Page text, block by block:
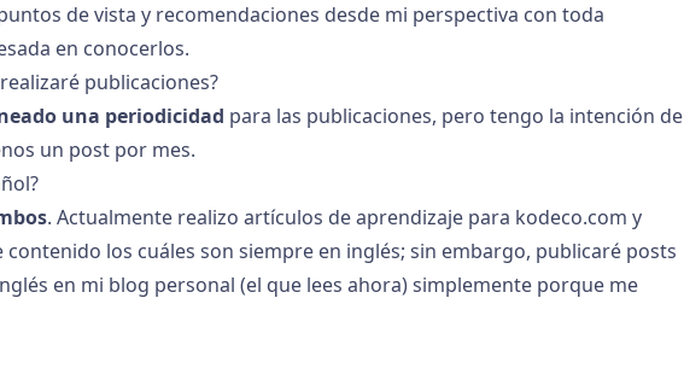
de vista y recomendaciones desde mi perspectiva con toda
en conocerlos.
publicaciones?
una periodicidad para las publicaciones, pero tengo la intención de
un post por mes.
. Actualmente realizo artículos de aprendizaje para kodeco.com y
los cuáles son siempre en inglés; sin embargo, publicaré posts
en mi blog personal (el que lees ahora) simplemente porque me